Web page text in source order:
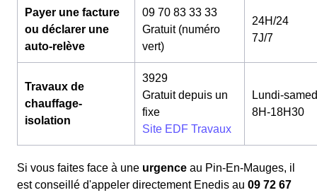
Payer une facture
ou déclarer une
auto-relève
09 70 83 33 33
Gratuit (numéro
vert)
24H/24
7J/7
Travaux de
chauffage-
isolation
3929
Gratuit depuis un
fixe
Site EDF Travaux
Lundi-
8H-18H30
Si vous faites face à une urgence au Pin-En-Mauges, il
est conseillé d'appeler directement Enedis au 09 72 67